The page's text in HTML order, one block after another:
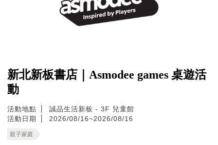
新北新板書店｜Asmodee games 桌遊活
動
活動地點
誠品生活新板 - 3F 兒童館
活動日期
2026/08/16~2026/08/16
親子家庭